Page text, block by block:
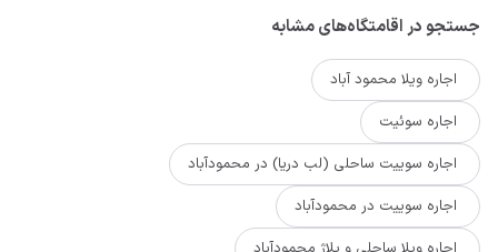
جستجو در اقامتگاه‌های مشابه
اجاره ویلا محمود آباد
اجاره سوئیت
اجاره سوییت ساحلی (لب دریا) در محمودآباد
اجاره سوییت در محمودآباد